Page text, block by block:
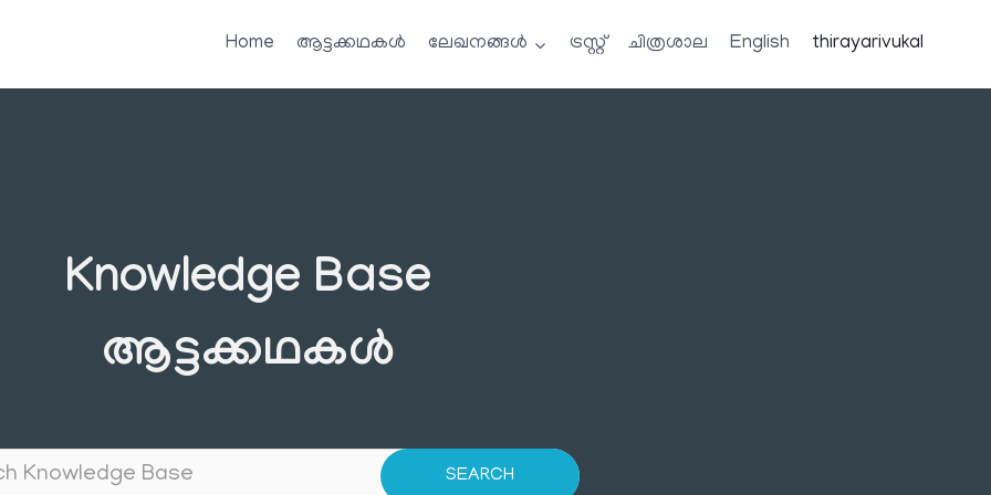
Home ആട്ടക്കഥകൾ ലേഖനങ്ങൾ ട്രസ്റ്റ് ചിത്രശാല English thirayarivukal
Knowledge Base
ആട്ടക്കഥകൾ